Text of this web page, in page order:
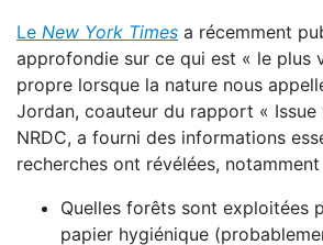
Le New York Times a récemment
approfondie sur ce qui est « le plus
propre lorsque la nature nous
Jordan, coauteur du rapport « Issue
NRDC, a fourni des informations
recherches ont révélées, notamment
Quelles forêts sont exploitées
papier hygiénique